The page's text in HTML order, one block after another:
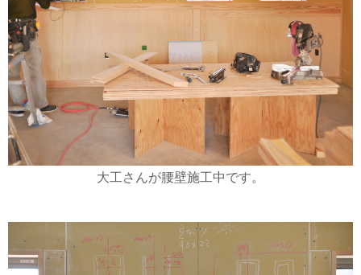
大工さんが腰壁施工中です。